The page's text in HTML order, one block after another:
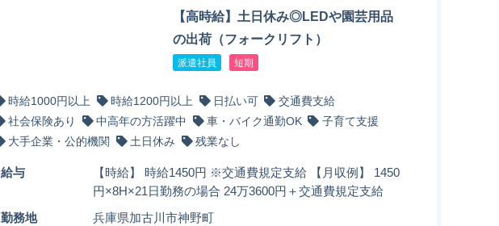
【高時給】土日休み◎LEDや園芸用品
の出荷（フォークリフト）
派遣社員 短期
時給1000円以上 時給1200円以上 日払い可
交通費支給
社会保険あり
中高年の方活躍中 車・バイク通勤OK
子育て支援
大手企業・公的機関
土日休み 残業なし
給与
【時給】 時給1450円 ※交通費規定支給 【月収例】 1450
円×8H×21日勤務の場合 24万3600円＋交通費規定支給
勤務地 兵庫県加古川市神野町